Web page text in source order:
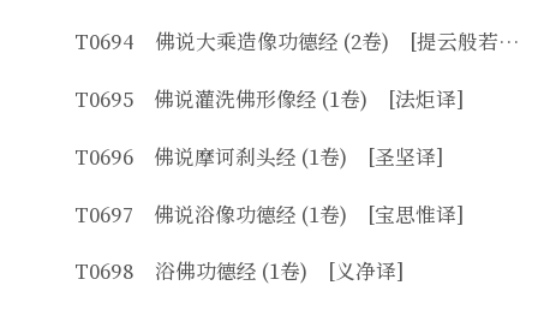
T0694 佛说大乘造像功德经 (2卷) [提云般若译]
T0695 佛说灌洗佛形像经 (1卷) [法炬译]
T0696 佛说摩诃刹头经 (1卷) [圣坚译]
T0697 佛说浴像功德经 (1卷) [宝思惟译]
T0698 浴佛功德经 (1卷) [义净译]